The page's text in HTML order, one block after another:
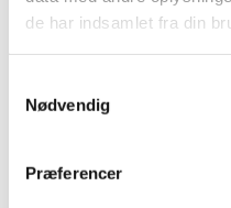
de har indsamlet fra din
Nødvendig
Præferencer
2017 (48)
2016 (43)
2012 (11)
November (1)